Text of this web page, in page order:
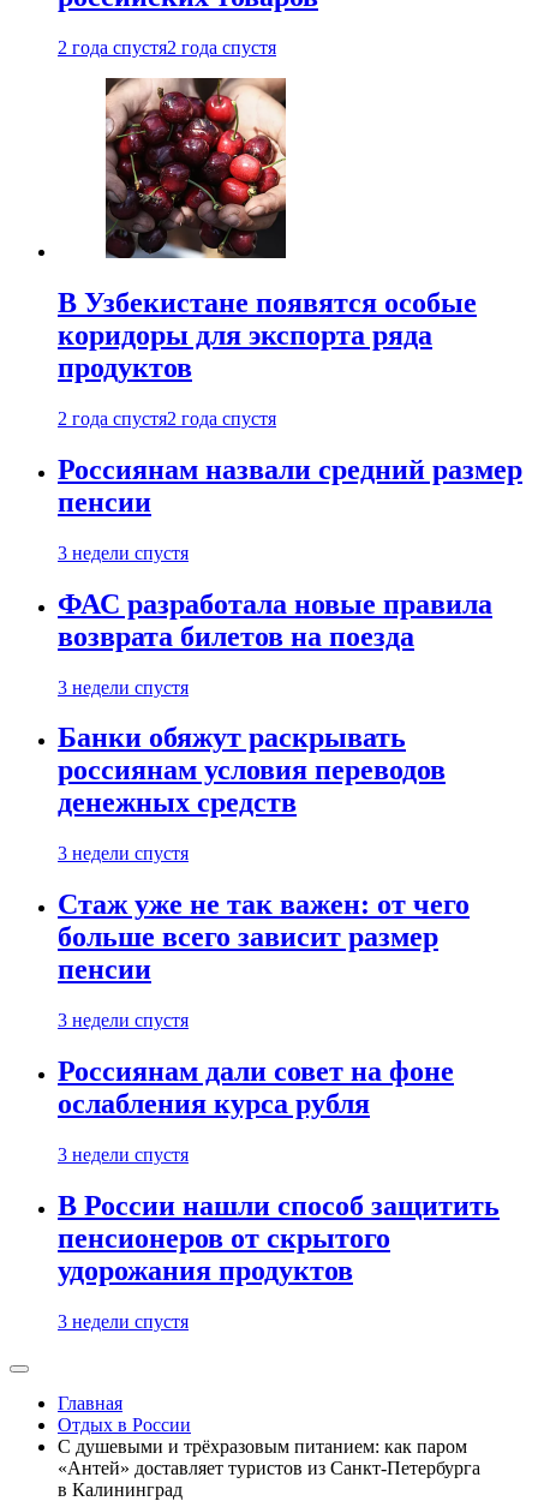
2 года спустя2 года спустя
В Узбекистане появятся особые
коридоры для экспорта ряда
продуктов
2 года спустя2 года спустя
Россиянам назвали средний размер
пенсии
3 недели спустя
ФАС разработала новые правила
возврата билетов на поезда
3 недели спустя
Банки обяжут раскрывать
россиянам условия переводов
денежных средств
3 недели спустя
Стаж уже не так важен: от чего
больше всего зависит размер
пенсии
3 недели спустя
Россиянам дали совет на фоне
ослабления курса рубля
3 недели спустя
В России нашли способ защитить
пенсионеров от скрытого
удорожания продуктов
3 недели спустя
Главная
Отдых в России
С душевыми и трёхразовым питанием: как паром
«Антей» доставляет туристов из Санкт-Петербурга
в Калининград